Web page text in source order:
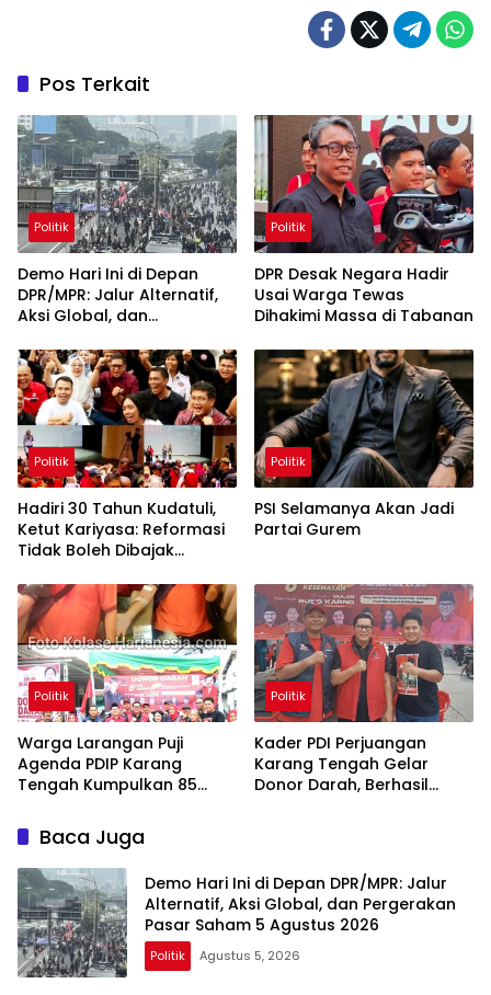
Pos Terkait
Politik
Demo Hari Ini di Depan
DPR/MPR: Jalur Alternatif,
Aksi Global, dan
Agustus 2026
Politik
DPR Desak Negara Hadir
Usai Warga Tewas
Dihakimi Massa di Tabanan
Politik
Hadiri 30 Tahun Kudatuli,
Ketut Kariyasa: Reformasi
Tidak Boleh Dibajak
Politik
PSI Selamanya Akan Jadi
Partai Gurem
Politik
Warga Larangan Puji
Agenda PDIP Karang
Tengah Kumpulkan 85
Politik
Kader PDI Perjuangan
Karang Tengah Gelar
Donor Darah, Berhasil
Baca Juga
Demo Hari Ini di Depan DPR/MPR: Jalur
Alternatif, Aksi Global, dan Pergerakan
Pasar Saham 5 Agustus 2026
Politik Agustus 5, 2026